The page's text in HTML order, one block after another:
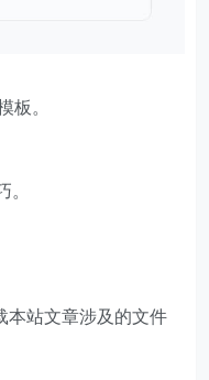
板。
。
本站文章涉及的文件